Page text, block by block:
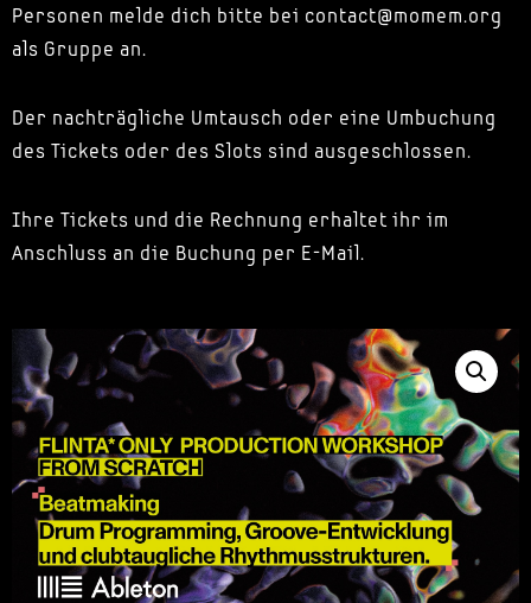
Personen melde dich bitte bei contact@momem.org
als Gruppe an.
Der nachträgliche Umtausch oder eine Umbuchung
des Tickets oder des Slots sind ausgeschlossen.
Ihre Tickets und die Rechnung erhaltet ihr im
Anschluss an die Buchung per E-Mail.